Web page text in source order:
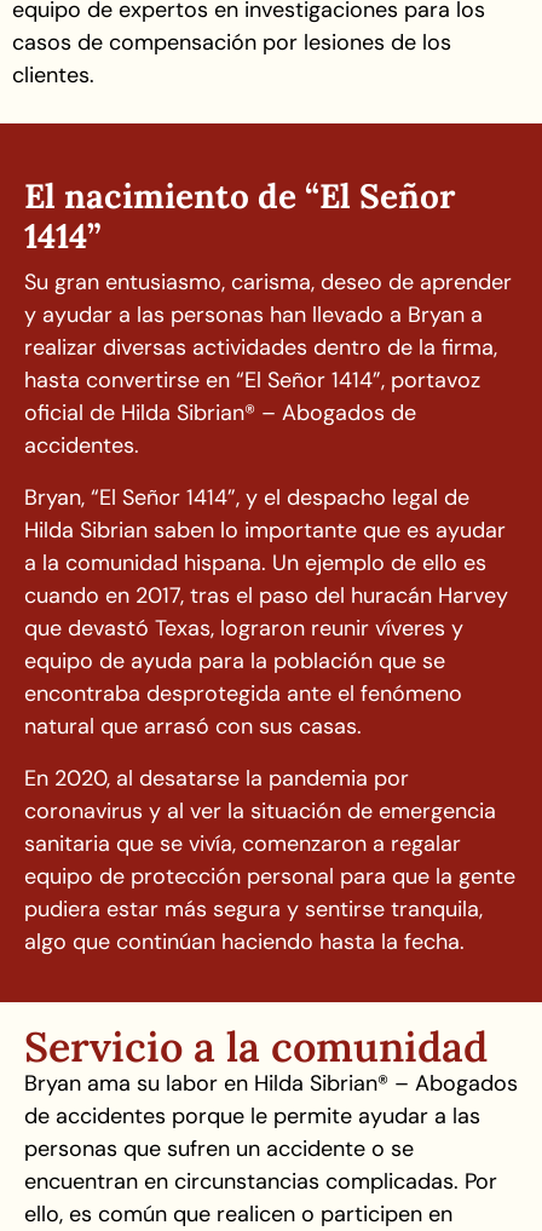
equipo de expertos en investigaciones para los
casos de compensación por lesiones de los
clientes.
El nacimiento de “El Señor
1414”
Su gran entusiasmo, carisma, deseo de aprender
y ayudar a las personas han llevado a Bryan a
realizar diversas actividades dentro de la firma,
hasta convertirse en “El Señor 1414”, portavoz
oficial de Hilda Sibrian® – Abogados de
accidentes.
Bryan, “El Señor 1414”, y el despacho legal de
Hilda Sibrian saben lo importante que es ayudar
a la comunidad hispana. Un ejemplo de ello es
cuando en 2017, tras el paso del huracán Harvey
que devastó Texas, lograron reunir víveres y
equipo de ayuda para la población que se
encontraba desprotegida ante el fenómeno
natural que arrasó con sus casas.
En 2020, al desatarse la pandemia por
coronavirus y al ver la situación de emergencia
sanitaria que se vivía, comenzaron a regalar
equipo de protección personal para que la gente
pudiera estar más segura y sentirse tranquila,
algo que continúan haciendo hasta la fecha.
Servicio a la comunidad
Bryan ama su labor en Hilda Sibrian® – Abogados
de accidentes porque le permite ayudar a las
personas que sufren un accidente o se
encuentran en circunstancias complicadas. Por
ello, es común que realicen o participen en